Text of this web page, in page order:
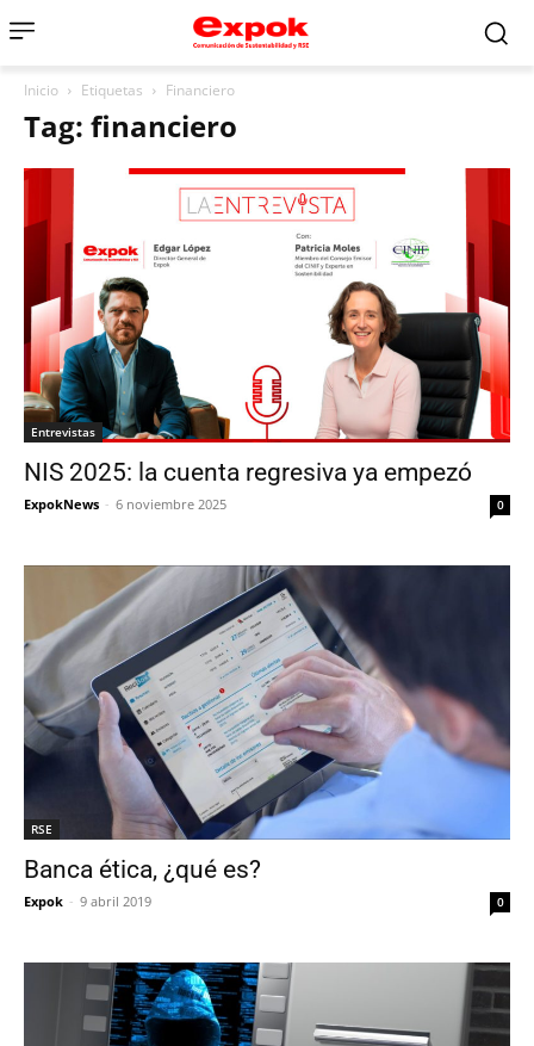
Inicio Etiquetas Financiero
Tag: financiero
Entrevistas
NIS 2025: la cuenta regresiva ya empezó
ExpokNews - 6 noviembre 2025 0
RSE
Banca ética, ¿qué es?
Expok - 9 abril 2019 0